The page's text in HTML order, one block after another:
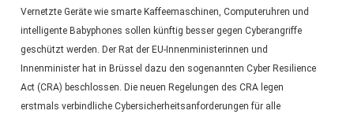
Vernetzte Geräte wie smarte Kaffeemaschinen, Computeruhren und
intelligente Babyphones sollen künftig besser gegen Cyberangriffe
geschützt werden. Der Rat der EU-Innenministerinnen und
Innenminister hat in Brüssel dazu den sogenannten Cyber Resilience
Act (CRA) beschlossen. Die neuen Regelungen des CRA legen
erstmals verbindliche Cybersicherheitsanforderungen für alle